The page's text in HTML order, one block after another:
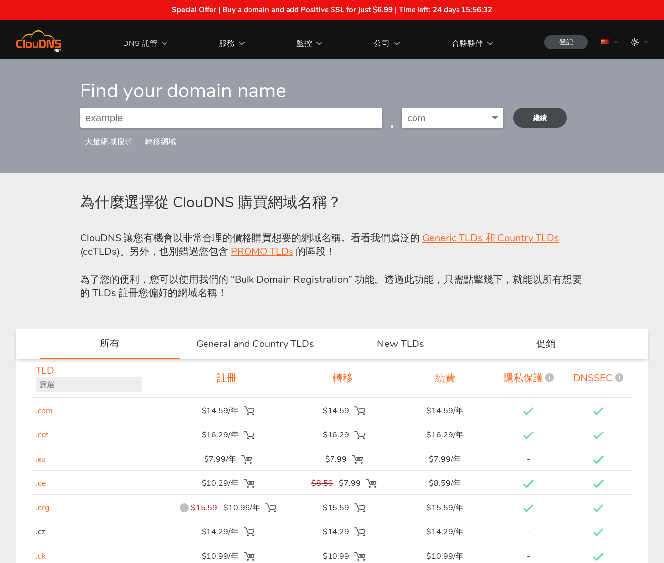
Special Offer | Buy a domain and add Positive SSL for just $6.99 | Time left: 24 days 15:56:31
DNS 託管 服務 監控 公司 合夥夥伴 登記
Find your domain name
.
繼續
大量網域搜尋 轉移網域
為什麼選擇從 ClouDNS 購買網域名稱？
ClouDNS 讓您有機會以非常合理的價格購買想要的網域名稱。看看我們廣泛的 Generic TLDs 和 Country TLDs
(ccTLDs)。另外，也別錯過您包含 PROMO TLDs 的區段！
為了您的便利，您可以使用我們的 “Bulk Domain Registration” 功能。透過此功能，只需點擊幾下，就能以所有想要
的 TLDs 註冊您偏好的網域名稱！
所有 General and Country TLDs New TLDs
促銷
TLD
註冊 轉移 續費 隱私保護 i DNSSEC i
.com $14.59/年 $14.59 $14.59/年
.net $16.29/年 $16.29 $16.29/年
.eu $7.99/年 $7.99 $7.99/年 -
.de $10.29/年 $8.59 $7.99 $8.59/年
.org ! $15.59$10.99/年 $15.59 $15.59/年
.cz $14.29/年 $14.29 $14.29/年 -
.uk $10.99/年 $10.99 $10.99/年 -